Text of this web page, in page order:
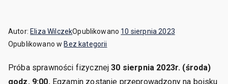
Autor: Eliza WilczekOpublikowano 10 sierpnia 2023
Opublikowano w Bez kategorii
Próba sprawności fizycznej30 sierpnia 2023r. (środa)
godz. 9:00.Egzamin zostanie przeprowadzony na boisku